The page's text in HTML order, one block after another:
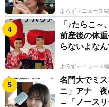
よろず～ニュース
「♪たらこ
前産後の体
らないよなん
よろず～ニュース
名門大でミ
ニ」アナ 夜
→「ノースリ